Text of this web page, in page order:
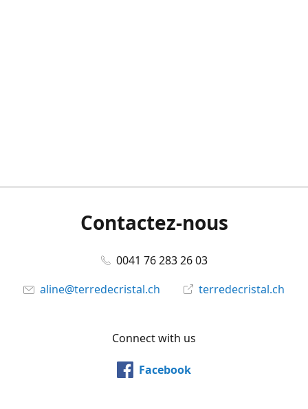
Contactez-nous
0041 76 283 26 03
aline@terredecristal.ch
terredecristal.ch
Connect with us
Facebook